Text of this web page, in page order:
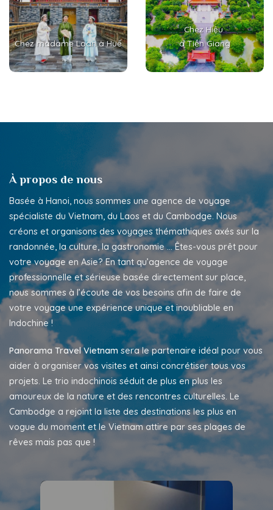
Chez madame Loan à Huế
Chez Hiệu
à Tiền Giang
À propos de nous
Basée à Hanoi, nous sommes une agence de voyage
spécialiste du Vietnam, du Laos et du Cambodge. Nous
créons et organisons des voyages thémathiques axés sur la
randonnée, la culture, la gastronomie …Êtes-vous prêt pour
votre voyage en Asie? En tant qu’agence de voyage
professionnelle et sérieuse basée directement sur place,
nous sommes à l’écoute de vos besoins afin de faire de
votre voyage une expérience unique et inoubliable en
Indochine !
Panorama Travel Vietnam sera le partenaire idéal pour vous
aider à organiser vos visites et ainsi concrétiser tous vos
projets. Le trio indochinois séduit de plus en plus les
amoureux de la nature et des rencontres culturelles. Le
Cambodge a rejoint la liste des destinations les plus en
vogue du moment et le Vietnam attire par ses plages de
rêves mais pas que !